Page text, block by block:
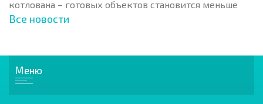
котлована – готовых объектов становится меньше
Все новости
Меню